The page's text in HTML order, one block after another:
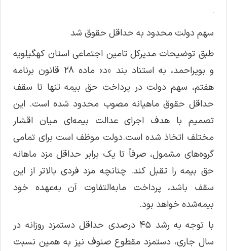
سهم دولت محدود به حداقل حقوق شد
طبق توضیحات مدیرکل تامین اجتماعی استان کهگیلویه
و بویراحمد، به استناد بند «د» ماده ۲۸ قانون برنامه
هفتم، سهم دولت در پرداخت حق بیمه تنها تا سقف
حداقل حقوق ماهیانه مصوب محدود شده است. این
تصمیم با هدف اجرای عدالت بیمه‌ای میان اقشار
مختلف اتخاذ شده است.دولت موظف است برای تمامی
گروه‌های مشمول، صرفاً تا یک برابر حداقل مزد ماهانه
حق بیمه را تقبل کند. چنانچه مزد فردی بالاتر از این
سقف باشد، پرداخت مابه‌التفاوت آن به‌عهده خود
بیمه‌شده خواهد بود.
با توجه به رشد ۴۵ درصدی حداقل دستمزد روزانه در
سال جاری، دستمزد مقطوع صنوف نیز به همین نسبت